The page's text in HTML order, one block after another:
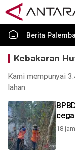
Berita
Kebakaran
Kami mempunyai
lahan.
18